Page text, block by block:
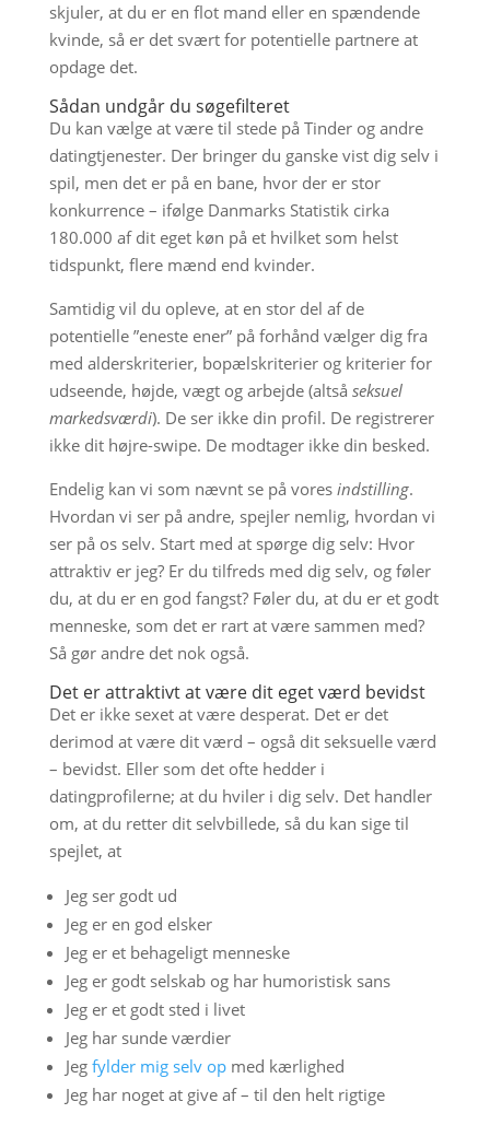
skjuler, at du er en flot mand eller en spændende
kvinde, så er det svært for potentielle partnere at
opdage det.
Sådan undgår du søgefilteret
Du kan vælge at være til stede på Tinder og andre
datingtjenester. Der bringer du ganske vist dig selv i
spil, men det er på en bane, hvor der er stor
konkurrence – ifølge Danmarks Statistik cirka
180.000 af dit eget køn på et hvilket som helst
tidspunkt, flere mænd end kvinder.
Samtidig vil du opleve, at en stor del af de
potentielle ”eneste ener” på forhånd vælger dig fra
med alderskriterier, bopælskriterier og kriterier for
udseende, højde, vægt og arbejde (altså seksuel
markedsværdi). De ser ikke din profil. De registrerer
ikke dit højre-swipe. De modtager ikke din besked.
Endelig kan vi som nævnt se på vores indstilling.
Hvordan vi ser på andre, spejler nemlig, hvordan vi
ser på os selv. Start med at spørge dig selv: Hvor
attraktiv er jeg? Er du tilfreds med dig selv, og føler
du, at du er en god fangst? Føler du, at du er et godt
menneske, som det er rart at være sammen med?
Så gør andre det nok også.
Det er attraktivt at være dit eget værd bevidst
Det er ikke sexet at være desperat. Det er det
derimod at være dit værd – også dit seksuelle værd
– bevidst. Eller som det ofte hedder i
datingprofilerne; at du hviler i dig selv. Det handler
om, at du retter dit selvbillede, så du kan sige til
spejlet, at
Jeg ser godt ud
Jeg er en god elsker
Jeg er et behageligt menneske
Jeg er godt selskab og har humoristisk sans
Jeg er et godt sted i livet
Jeg har sunde værdier
Jeg fylder mig selv opmed kærlighed
Jeg har noget at give af – til den helt rigtige